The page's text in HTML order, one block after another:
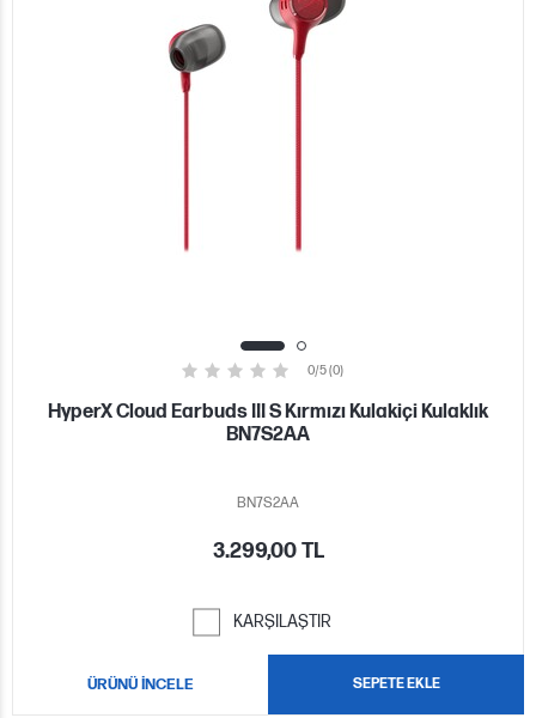
0/5 (0)
HyperX Cloud Earbuds III S Kırmızı Kulakiçi Kulaklık
BN7S2AA
BN7S2AA
3.299,00 TL
KARŞILAŞTIR
ÜRÜNÜ İNCELE SEPETE EKLE